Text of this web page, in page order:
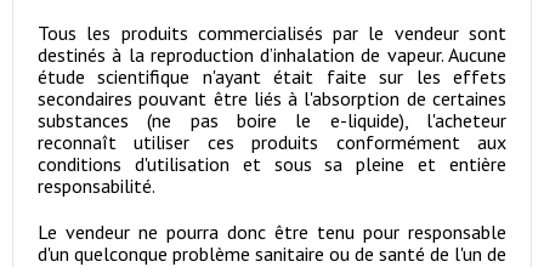
Tous les produits commercialisés par le vendeur sont
destinés à la reproduction d’inhalation de vapeur. Aucune
étude scientifique n'ayant était faite sur les effets
secondaires pouvant être liés à l'absorption de certaines
substances (ne pas boire le e-liquide), l'acheteur
reconnaît utiliser ces produits conformément aux
conditions d'utilisation et sous sa pleine et entière
responsabilité.
Le vendeur ne pourra donc être tenu pour responsable
d'un quelconque problème sanitaire ou de santé de l'un de